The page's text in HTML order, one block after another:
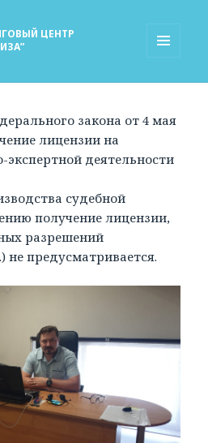
ЦЕНТР
закона от 4 мая
лицензии на
экспертной деятельности
судебной
получение лицензии,
разрешений
не предусматривается.